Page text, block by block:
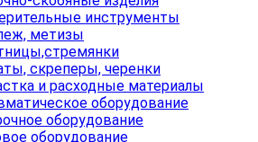
инструменты
метизы
скреперы, черенки
и расходные материалы
оборудование
оборудование
оборудование